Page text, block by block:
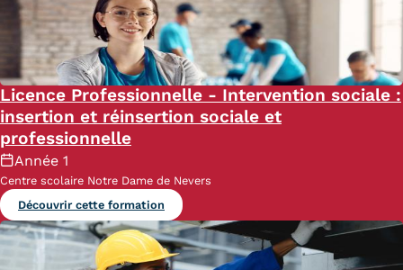
Licence Professionnelle - Intervention sociale :
insertion et réinsertion sociale et
professionnelle
Année 1
Centre scolaire Notre Dame de Nevers
Découvrir cette formation